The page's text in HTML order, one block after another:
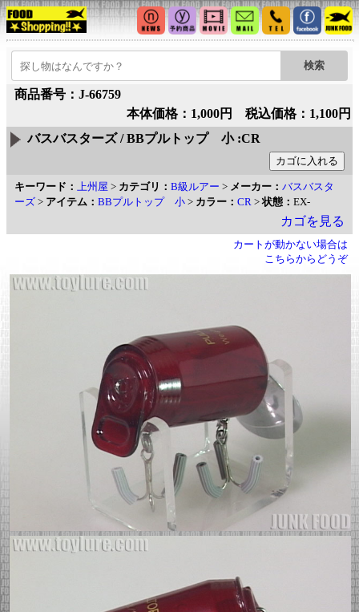
商品番号：J-66759
本体価格：1,000円 税込価格：1,100円
バスバスターズ / BBプルトップ 小 :CR
キーワード： 上州屋 > カテゴリ： B級ルアー > メーカー： バスバスタ
ーズ > アイテム： BBプルトップ 小 > カラー： CR >状態： EX-
カゴを見る
カートが動かない場合は
こちらからどうぞ